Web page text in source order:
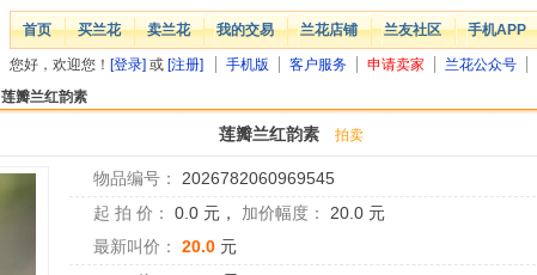
首页 买兰花 卖兰花 我的交易 兰花店铺 兰友社区 手机APP
您好，欢迎您！ [登录] 或 [注册] 手机版 客户服务 申请卖家 兰花公众号
莲瓣兰红韵素
莲瓣兰红韵素 拍卖
物品编号：
2026782060969545
起 拍 价：
0.0 元， 加价幅度： 20.0 元
最新叫价：
20.0 元